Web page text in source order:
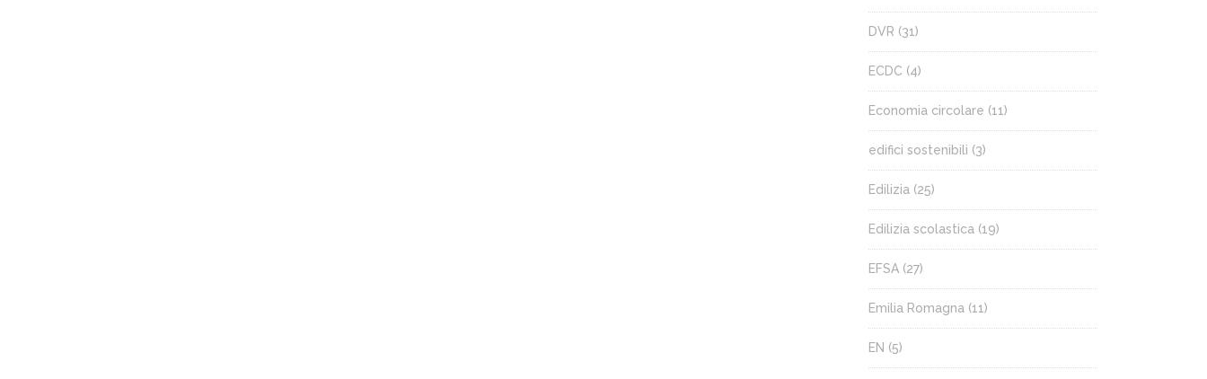
DVR (31)
ECDC (4)
Economia circolare (11)
edifici sostenibili (3)
Edilizia (25)
Edilizia scolastica (19)
EFSA (27)
Emilia Romagna (11)
EN (5)